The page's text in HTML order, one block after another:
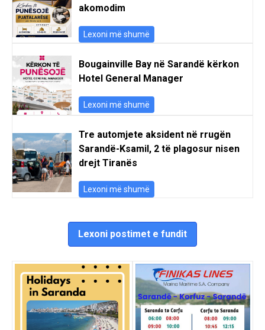
akomodim
Lexoni më shumë
Bougainville Bay në Sarandë kërkon
Hotel General Manager
Lexoni më shumë
Tre automjete aksident në rrugën
Sarandë-Ksamil, 2 të plagosur nisen
drejt Tiranës
Lexoni më shumë
Lexoni postimet e fundit